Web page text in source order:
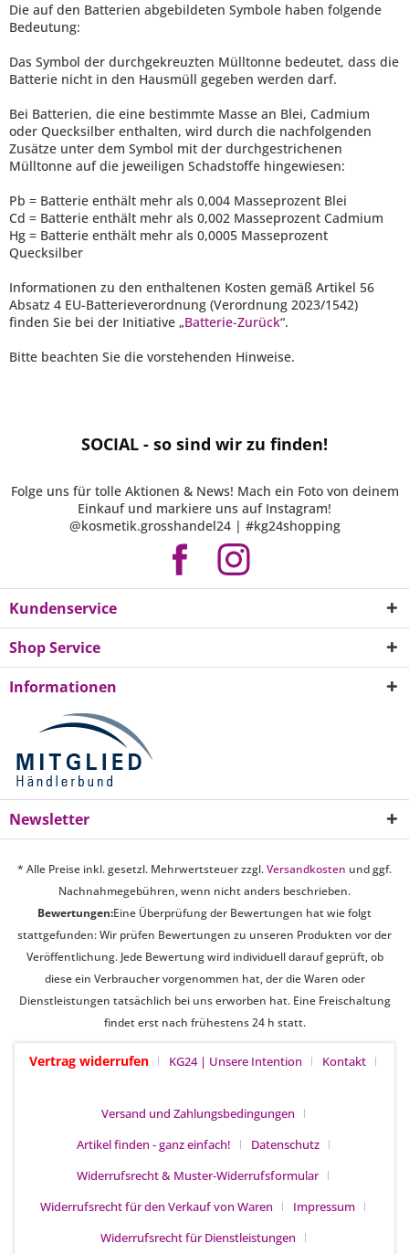
Die auf den Batterien abgebildeten Symbole haben folgende
Bedeutung:
Das Symbol der durchgekreuzten Mülltonne bedeutet, dass die
Batterie nicht in den Hausmüll gegeben werden darf.
Bei Batterien, die eine bestimmte Masse an Blei, Cadmium
oder Quecksilber enthalten, wird durch die nachfolgenden
Zusätze unter dem Symbol mit der durchgestrichenen
Mülltonne auf die jeweiligen Schadstoffe hingewiesen:
Pb = Batterie enthält mehr als 0,004 Masseprozent Blei
Cd = Batterie enthält mehr als 0,002 Masseprozent Cadmium
Hg = Batterie enthält mehr als 0,0005 Masseprozent
Quecksilber
Informationen zu den enthaltenen Kosten gemäß Artikel 56
Absatz 4 EU-Batterieverordnung (Verordnung 2023/1542)
finden Sie bei der Initiative „Batterie-Zurück“.
Bitte beachten Sie die vorstehenden Hinweise.
SOCIAL - so sind wir zu finden!
Folge uns für tolle Aktionen & News! Mach ein Foto von deinem
Einkauf und markiere uns auf Instagram!
@kosmetik.grosshandel24 | #kg24shopping
Kundenservice
Shop Service
Informationen
Newsletter
* Alle Preise inkl. gesetzl. Mehrwertsteuer zzgl.Versandkosten und ggf.
Nachnahmegebühren, wenn nicht anders beschrieben.
Bewertungen:Eine Überprüfung der Bewertungen hat wie folgt
stattgefunden: Wir prüfen Bewertungen zu unseren Produkten vor der
Veröffentlichung. Jede Bewertung wird individuell darauf geprüft, ob
diese ein Verbraucher vorgenommen hat, der die Waren oder
Dienstleistungen tatsächlich bei uns erworben hat. Eine Freischaltung
findet erst nach frühestens 24 h statt.
Vertrag widerrufen KG24 | Unsere Intention Kontakt
Versand und Zahlungsbedingungen
Artikel finden - ganz einfach!
Datenschutz
Widerrufsrecht & Muster-Widerrufsformular
Widerrufsrecht für den Verkauf von Waren
Impressum
Widerrufsrecht für Dienstleistungen